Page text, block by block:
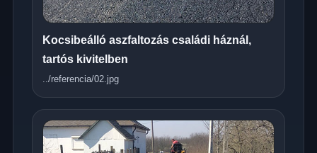
Kocsibeálló aszfaltozás családi háznál,
tartós kivitelben
../referencia/02.jpg